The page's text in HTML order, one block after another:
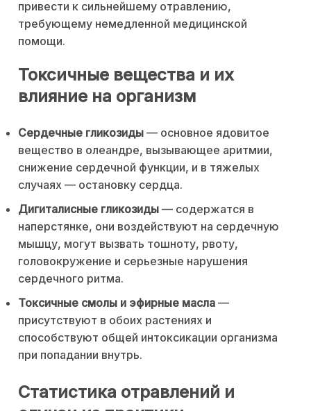
привести к сильнейшему отравлению,
требующему немедленной медицинской
помощи.
Токсичные вещества и их
влияние на организм
Сердечные гликозиды — основное ядовитое
вещество в олеандре, вызывающее аритмии,
снижение сердечной функции, и в тяжелых
случаях — остановку сердца.
Дигиталисные гликозиды — содержатся в
наперстянке, они воздействуют на сердечную
мышцу, могут вызвать тошноту, рвоту,
головокружение и серьезные нарушения
сердечного ритма.
Токсичные смолы и эфирные масла —
присутствуют в обоих растениях и
способствуют общей интоксикации организма
при попадании внутрь.
Статистика отравлений и